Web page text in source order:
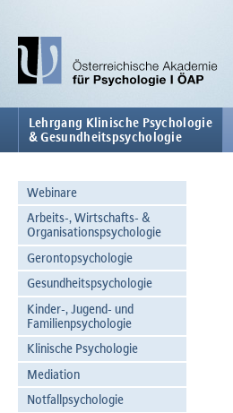
Lehrgang Klinische Psychologie
& Gesundheitspsychologie
Webinare
Arbeits-, Wirtschafts- &
Organisationspsychologie
Gerontopsychologie
Gesundheitspsychologie
Kinder-, Jugend- und
Familienpsychologie
Klinische Psychologie
Mediation
Notfallpsychologie